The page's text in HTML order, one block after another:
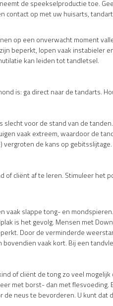
de speekselproductie toe.
contact op met uw huisarts,
op een onverwacht moment
beperkt, lopen vaak instabieler
kan leiden tot tandletsel.
is: ga direct naar de tandarts.
slecht voor de stand van de
vaak extreem, waardoor de
vergroten de kans op gebitsslijtage.
cliënt af te leren. Stimuleer het
vaak slappe tong- en
is het gevolg. Mensen met
Door de verminderde
vaak kort. Bij een
of cliënt de tong zo veel
met borst- dan met
neus te bevorderen. U kunt